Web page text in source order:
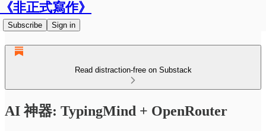
《非正式寫作》
Subscribe Sign in
Read distraction-free on Substack
AI 神器: TypingMind + OpenRouter